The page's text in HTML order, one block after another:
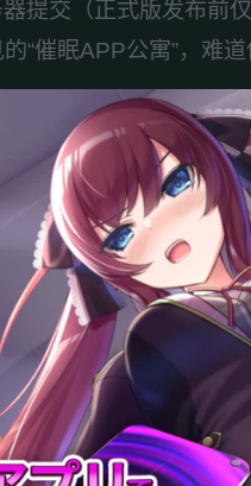
提交（正式版发布前
“催眠APP公寓”，难